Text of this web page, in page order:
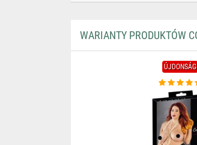
WARIANTY PRODUKTÓW
ÚJDONSÁG